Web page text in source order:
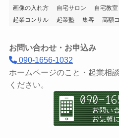
画像の入れ方
自宅サロン 自宅教室
起業コンサル
起業塾 集客 高額
お問い合わせ・お申込み
090-1656-1032
ホームページのこと・起業相
ください。